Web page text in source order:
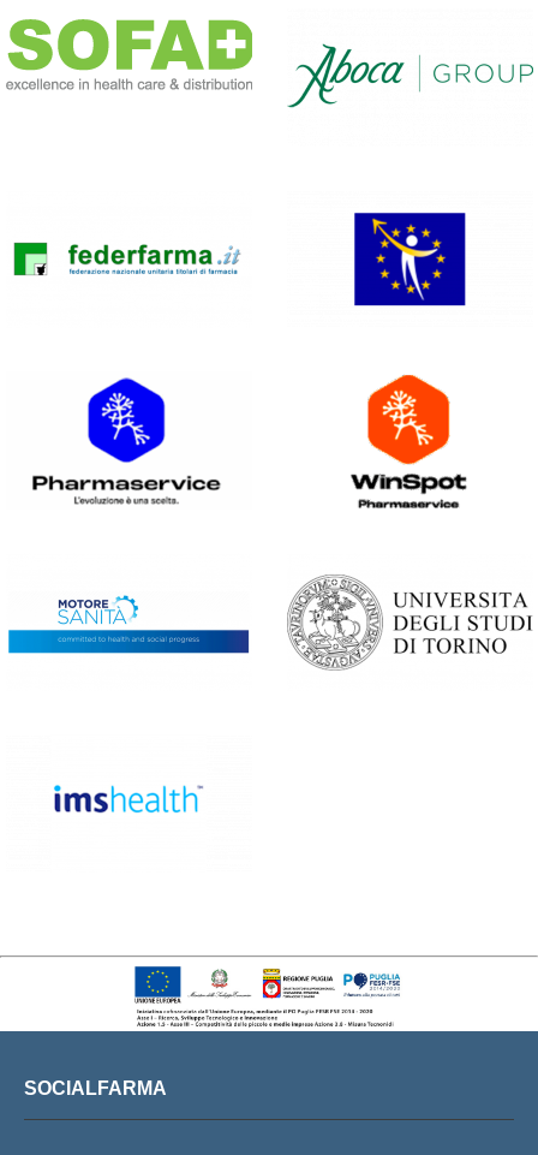
SOCIALFARMA